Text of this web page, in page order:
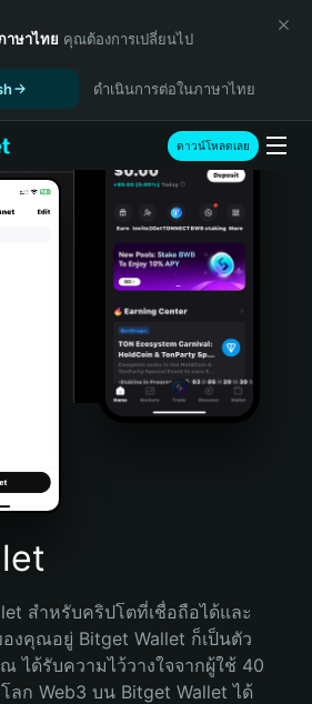
าษาไทย คุณต้องการเปลี่ยนไป
ดำเนินการต่อในภาษาไทย
ดาวน์โหลดเลย
สำหรับคริปโตที่เชื่อถือได้และ
งคุณอยู่ Bitget Wallet ก็เป็นตัว
ได้รับความไว้วางใจจากผู้ใช้ 40
ก Web3 บน Bitget Wallet ได้